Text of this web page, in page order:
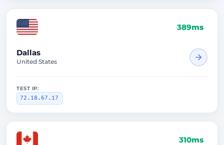
389ms
Dallas
United States
TEST IP:
72.18.67.17
310ms